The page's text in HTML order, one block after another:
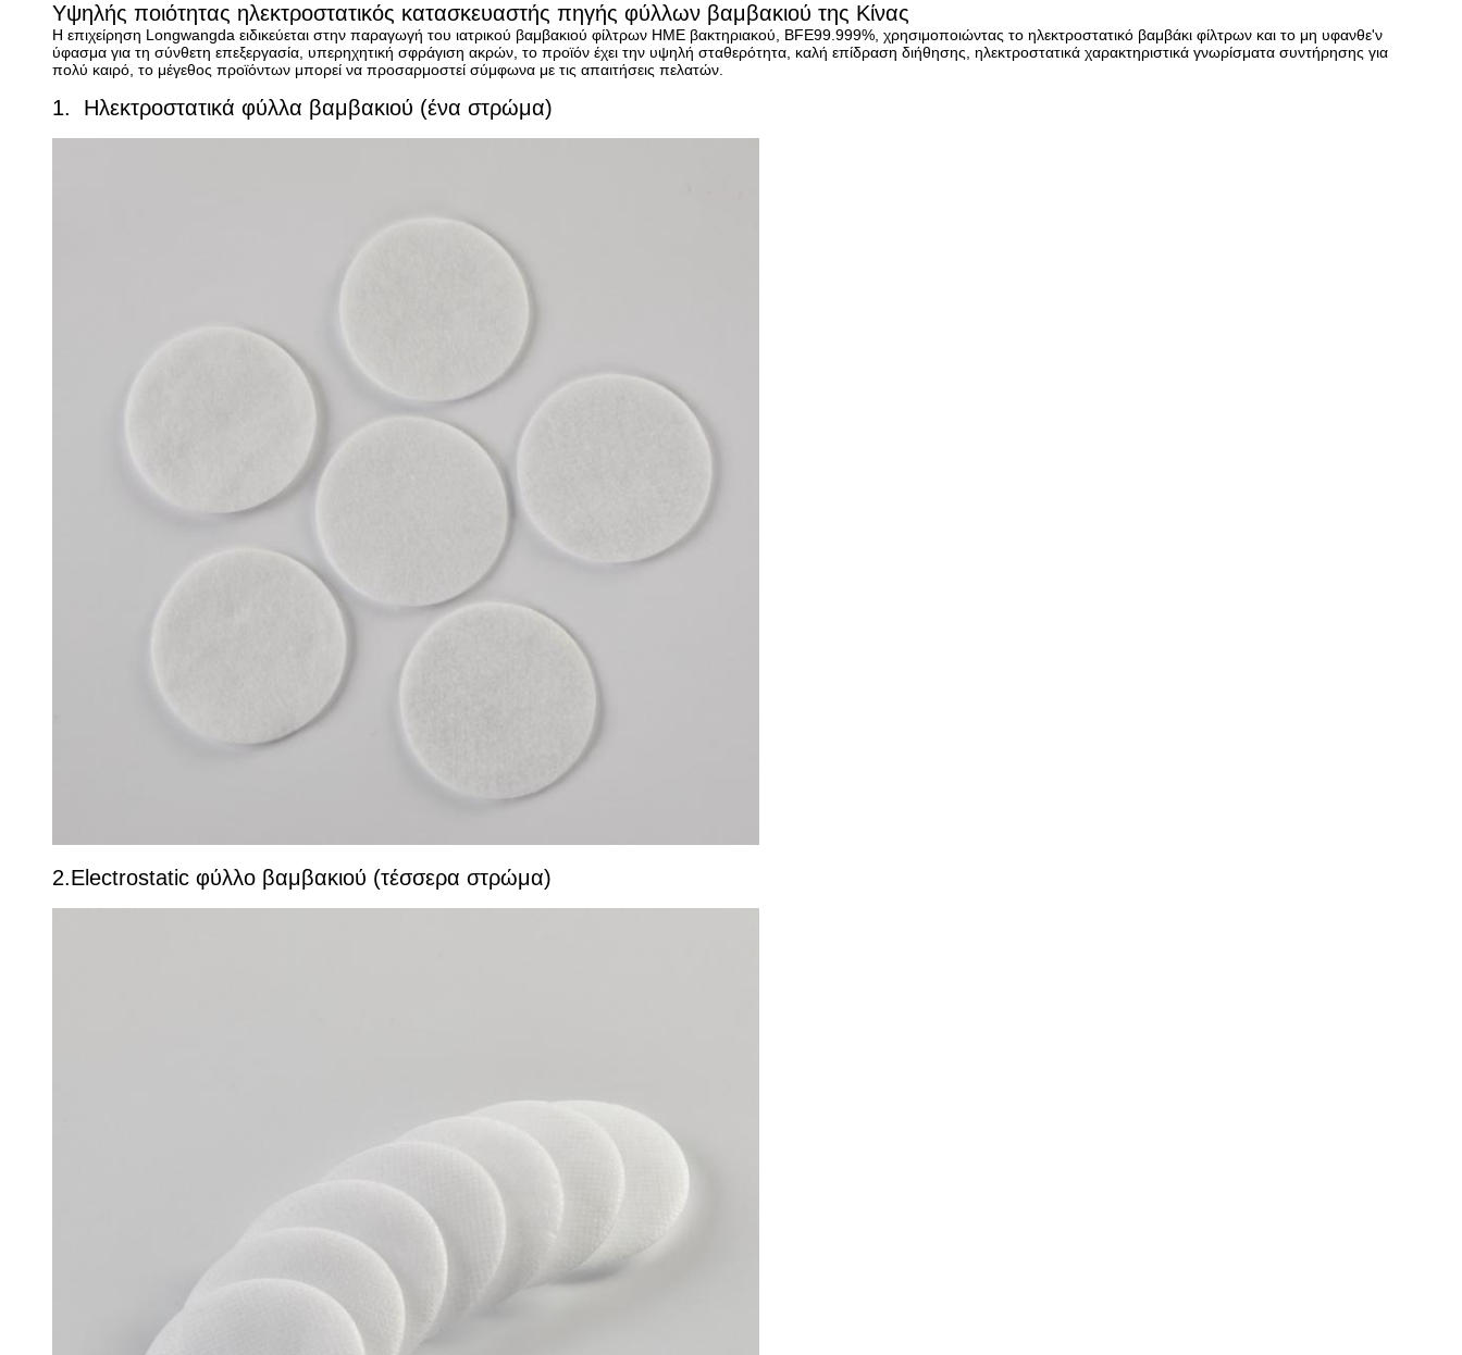
Υψηλής ποιότητας ηλεκτροστατικός κατασκευαστής πηγής φύλλων βαμβακιού της Κίνας
Η επιχείρηση Longwangda ειδικεύεται στην παραγωγή του ιατρικού βαμβακιού φίλτρων HME βακτηριακού, BFE99.999%, χρησιμοποιώντας το ηλεκτροστατικό βαμβάκι φίλτρων και το μη υφανθε'ν
ύφασμα για τη σύνθετη επεξεργασία, υπερηχητική σφράγιση ακρών, το προϊόν έχει την υψηλή σταθερότητα, καλή επίδραση διήθησης, ηλεκτροστατικά χαρακτηριστικά γνωρίσματα συντήρησης για
πολύ καιρό, το μέγεθος προϊόντων μπορεί να προσαρμοστεί σύμφωνα με τις απαιτήσεις πελατών.
1. Ηλεκτροστατικά φύλλα βαμβακιού (ένα στρώμα)
2.Electrostatic φύλλο βαμβακιού (τέσσερα στρώμα)